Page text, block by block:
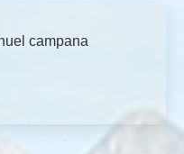
campana